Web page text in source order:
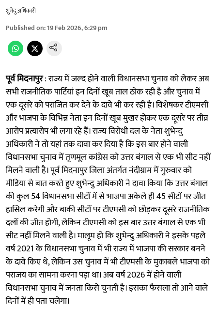
शुभेंदु अधिकारी
Published on:19 Feb 2026, 6:29 pm
पूर्व मिदनापुर: राज्य में जल्द होने वाली विधानसभा चुनाव को लेकर अब
सभी राजनीतिक पार्टियां इन दिनों खूब ताल ठोक रही है और चुनाव में
एक दूसरे को पराजित कर देने के दावे भी कर रही है। विशेषकर टीएमसी
और भाजपा के विभिन्न नेता इन दिनों खूब मुखर होकर एक दूसरे पर तीव्र
आरोप प्रत्यारोप भी लगा रहे हैं। राज्य विरोधी दल के नेता शुभेन्दु
अधिकारी ने तो यहां तक दावा कर दिया है कि इस बार होने वाली
विधानसभा चुनाव में तृणमूल कांग्रेस को उत्तर बंगाल से एक भी सीट नहीं
मिलने वाली है। पूर्व मिदनापुर जिला अंतर्गत नंदीग्राम में गुरुवार को
मीडिया से बात करते हुए शुभेन्दु अधिकारी ने दावा किया कि उत्तर बंगाल
की कुल 54 विधानसभा सीटों में से भाजपा अकेले ही 45 सीटों पर जीत
हासिल करेगी और बाकी सीटों पर टीएमसी को छोड़कर दूसरे राजनीतिक
दलों की जीत होगी, लेकिन टीएमसी को इस बार उत्तर बंगाल से एक भी
सीट नहीं मिलने वाली है। मालूम हो कि शुभेन्दु अधिकारी ने इसके पहले
वर्ष 2021 के विधानसभा चुनाव में भी राज्य में भाजपा की सरकार बनने
के दावे किए थे, लेकिन उस चुनाव में भी टीएमसी के मुकाबले भाजपा को
पराजय का सामना करना पड़ा था। अब वर्ष 2026 में होने वाली
विधानसभा चुनाव में जनता किसे चुनती है। इसका फैसला तो आने वाले
दिनों में ही पता चलेगा।